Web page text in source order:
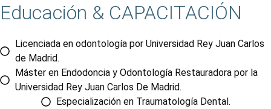
Educación & CAPACITACIÓN
Licenciada en odontología por Universidad Rey Juan Carlos
de Madrid.
Máster en Endodoncia y Odontología Restauradora por la
Universidad Rey Juan Carlos De Madrid.
Especialización en Traumatología Dental.